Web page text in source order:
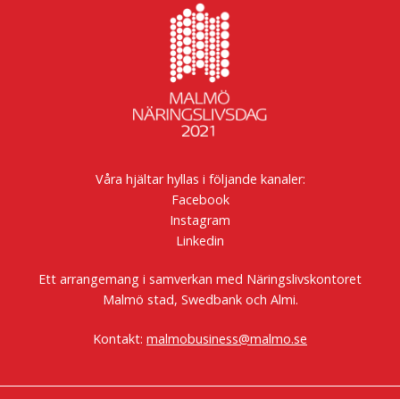
Våra hjältar hyllas i följande kanaler:
Facebook
Instagram
Linkedin
Ett arrangemang i samverkan med Näringslivskontoret
Malmö stad, Swedbank och Almi.
Kontakt: malmobusiness@malmo.se